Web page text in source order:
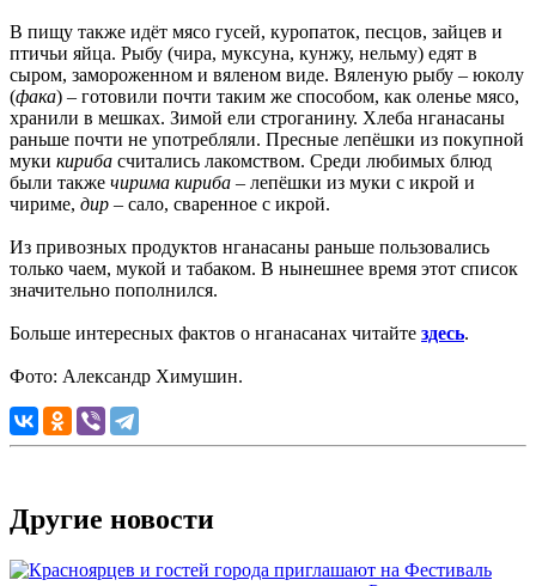
В пищу также идёт мясо гусей, куропаток, песцов, зайцев и
птичьи яйца. Рыбу (чира, муксуна, кунжу, нельму) едят в
сыром, замороженном и вяленом виде. Вяленую рыбу – юколу
(фака) – готовили почти таким же способом, как оленье мясо,
хранили в мешках. Зимой ели строганину. Хлеба нганасаны
раньше почти не употребляли. Пресные лепёшки из покупной
муки кириба считались лакомством. Среди любимых блюд
были также чирима кириба – лепёшки из муки с икрой и
чириме, дир – сало, сваренное с икрой.
Из привозных продуктов нганасаны раньше пользовались
только чаем, мукой и табаком. В нынешнее время этот список
значительно пополнился.
Больше интересных фактов о нганасанах читайте здесь.
Фото: Александр Химушин.
Другие новости